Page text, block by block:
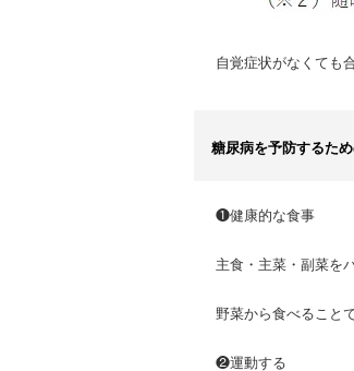
自覚症状がなくても
糖尿病を予防するた
❶健康的な食事
主食・主菜・副菜を
野菜から食べること
❷運動する